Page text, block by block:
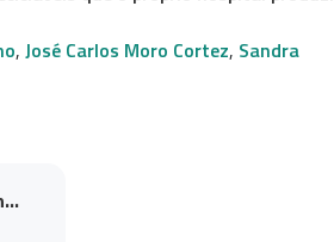
,José Carlos Moro Cortez, Sandra